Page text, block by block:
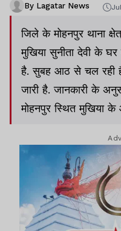
By Lagatar News
जिले के मोहनपुर थाना
मुखिया सुनीता देवी के
है. सुबह आठ से चल रही
जारी है. जानकारी के
मोहनपुर स्थित
दी है.